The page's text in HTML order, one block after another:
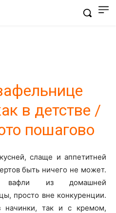
в детстве /
пошагово
слаще и аппетитней
быть ничего не может.
вафли из домашней
просто вне конкуренции.
так и с кремом,